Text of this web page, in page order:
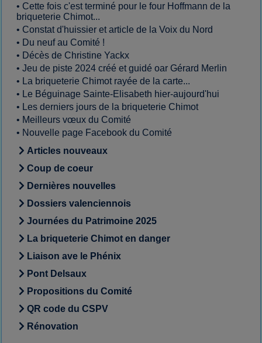
• Cette fois c'est terminé pour le four Hoffmann de la
briqueterie Chimot...
• Constat d'huissier et article de la Voix du Nord
• Du neuf au Comité !
• Décès de Christine Yackx
• Jeu de piste 2024 créé et guidé oar Gérard Merlin
• La briqueterie Chimot rayée de la carte...
• Le Béguinage Sainte-Elisabeth hier-aujourd'hui
• Les derniers jours de la briqueterie Chimot
• Meilleurs vœux du Comité
• Nouvelle page Facebook du Comité
Articles nouveaux
Coup de coeur
Dernières nouvelles
Dossiers valenciennois
Journées du Patrimoine 2025
La briqueterie Chimot en danger
Liaison ave le Phénix
Pont Delsaux
Propositions du Comité
QR code du CSPV
Rénovation